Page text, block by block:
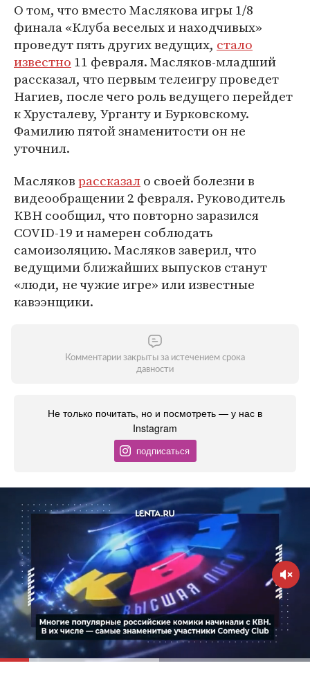
О том, что вместо Маслякова игры 1/8
финала «Клуба веселых и находчивых»
проведут пять других ведущих, стало
известно 11 февраля. Масляков-младший
рассказал, что первым телеигру проведет
Нагиев, после чего роль ведущего перейдет
к Хрусталеву, Урганту и Бурковскому.
Фамилию пятой знаменитости он не
уточнил.
Масляковрассказало своей болезни в
видеообращении 2 февраля. Руководитель
КВН сообщил, что повторно заразился
COVID-19 и намерен соблюдать
самоизоляцию. Масляков заверил, что
ведущими ближайших выпусков станут
«люди, не чужие игре» или известные
кавээнщики.
Комментарии закрыты за истечением срока
давности
Не только почитать, но и посмотреть — у нас в
Instagram
подписаться